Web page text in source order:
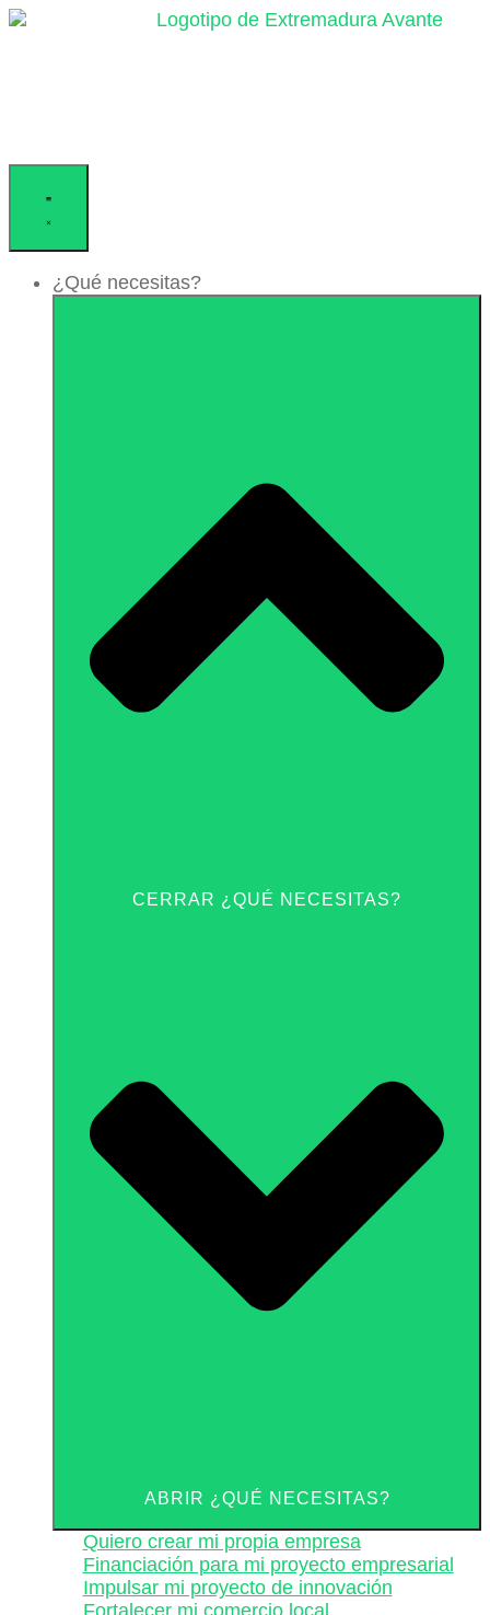
Ir
¿Qué necesitas?
CERRAR ¿QUÉ NECESITAS?
ABRIR ¿QUÉ NECESITAS?
Quiero crear mi propia empresa
Financiación para mi proyecto empresarial
Impulsar mi proyecto de innovación
Fortalecer mi comercio local